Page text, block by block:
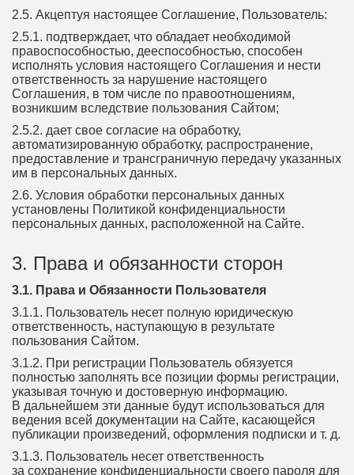
2.5. Акцептуя настоящее Соглашение, Пользователь:
2.5.1. подтверждает, что обладает необходимой
правоспособностью, дееспособностью, способен
исполнять условия настоящего Соглашения и нести
ответственность за нарушение настоящего
Соглашения, в том числе по правоотношениям,
возникшим вследствие пользования Сайтом;
2.5.2. дает свое согласие на обработку,
автоматизированную обработку, распространение,
предоставление и трансграничную передачу указанных
им в персональных данных.
2.6. Условия обработки персональных данных
установлены Политикой конфиденциальности
персональных данных, расположенной на Сайте.
3. Права и обязанности сторон
3.1. Права и Обязанности Пользователя
3.1.1. Пользователь несет полную юридическую
ответственность, наступающую в результате
пользования Сайтом.
3.1.2. При регистрации Пользователь обязуется
полностью заполнять все позиции формы регистрации,
указывая точную и достоверную информацию.
В дальнейшем эти данные будут использоваться для
ведения всей документации на Сайте, касающейся
публикации произведений, оформления подписки и т. д.
3.1.3. Пользователь несет ответственность
за сохранение конфиденциальности своего пароля для